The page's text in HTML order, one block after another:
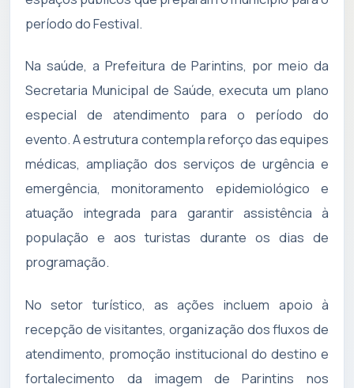
período do Festival.
Na saúde, a Prefeitura de Parintins, por meio da
Secretaria Municipal de Saúde, executa um plano
especial de atendimento para o período do
evento. A estrutura contempla reforço das equipes
médicas, ampliação dos serviços de urgência e
emergência, monitoramento epidemiológico e
atuação integrada para garantir assistência à
população e aos turistas durante os dias de
programação.
No setor turístico, as ações incluem apoio à
recepção de visitantes, organização dos fluxos de
atendimento, promoção institucional do destino e
fortalecimento da imagem de Parintins nos